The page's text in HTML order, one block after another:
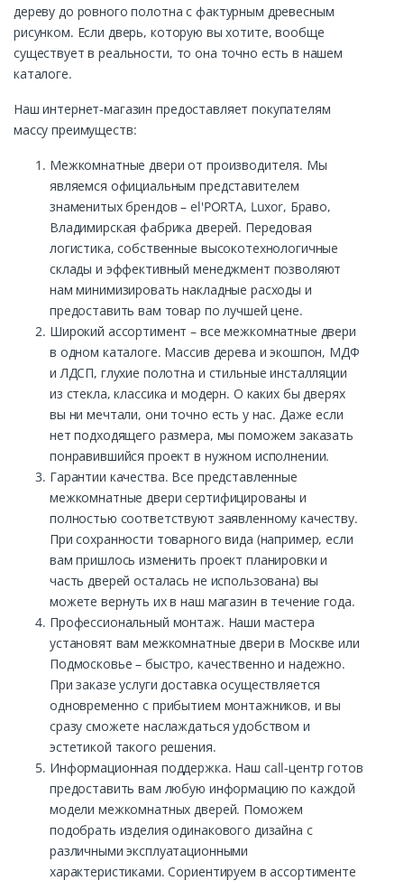
дереву до ровного полотна с фактурным древесным
рисунком. Если дверь, которую вы хотите, вообще
существует в реальности, то она точно есть в нашем
каталоге.
Наш интернет-магазин предоставляет покупателям
массу преимуществ:
Межкомнатные двери от производителя. Мы
являемся официальным представителем
знаменитых брендов – el'PORTA, Luxor, Браво,
Владимирская фабрика дверей. Передовая
логистика, собственные высокотехнологичные
склады и эффективный менеджмент позволяют
нам минимизировать накладные расходы и
предоставить вам товар по лучшей цене.
Широкий ассортимент – все межкомнатные двери
в одном каталоге. Массив дерева и экошпон, МДФ
и ЛДСП, глухие полотна и стильные инсталляции
из стекла, классика и модерн. О каких бы дверях
вы ни мечтали, они точно есть у нас. Даже если
нет подходящего размера, мы поможем заказать
понравившийся проект в нужном исполнении.
Гарантии качества. Все представленные
межкомнатные двери сертифицированы и
полностью соответствуют заявленному качеству.
При сохранности товарного вида (например, если
вам пришлось изменить проект планировки и
часть дверей осталась не использована) вы
можете вернуть их в наш магазин в течение года.
Профессиональный монтаж. Наши мастера
установят вам межкомнатные двери в Москве или
Подмосковье – быстро, качественно и надежно.
При заказе услуги доставка осуществляется
одновременно с прибытием монтажников, и вы
сразу сможете наслаждаться удобством и
эстетикой такого решения.
Информационная поддержка. Наш call-центр готов
предоставить вам любую информацию по каждой
модели межкомнатных дверей. Поможем
подобрать изделия одинакового дизайна с
различными эксплуатационными
характеристиками. Сориентируем в ассортименте